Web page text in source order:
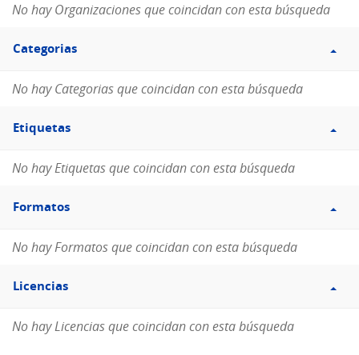
No hay Organizaciones que coincidan con esta búsqueda
Filtro
Categorias
Categorias
No hay Categorias que coincidan con esta búsqueda
Filtro
Etiquetas
Etiquetas
No hay Etiquetas que coincidan con esta búsqueda
Filtro
Formatos
Formatos
No hay Formatos que coincidan con esta búsqueda
Filtro
Licencias
Licencias
No hay Licencias que coincidan con esta búsqueda